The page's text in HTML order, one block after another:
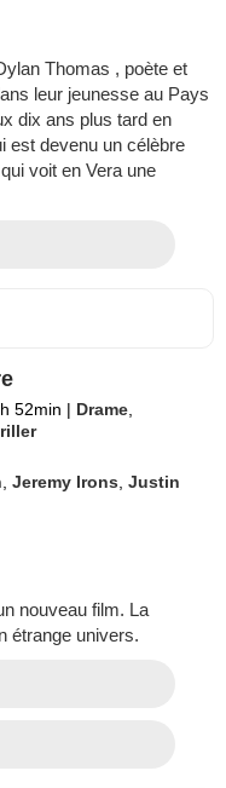
Thomas , poète et
leur jeunesse au Pays
dix ans plus tard en
est devenu un célèbre
voit en Vera une
52min | Drame
,Jeremy Irons ,Justin
nouveau film. La
étrange univers.